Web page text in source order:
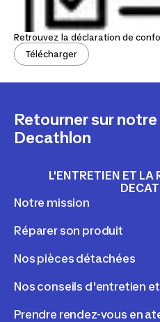
Retrouvez la déclaration de
Télécharger
Retourner sur
Decathlon
L'ENTRETIEN ET LA
Notre mission
Réparer son produit
Nos pièces détachées
Nos conseils d'entretien
Prendre rendez-vous en